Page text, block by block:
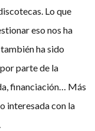
Lo que
eso nos ha
ha sido
parte de la
financiación… Más
interesada con la